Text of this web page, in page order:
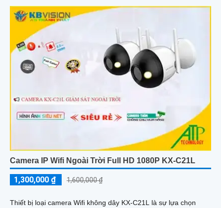
Camera IP Wifi Ngoài Trời Full HD 1080P KX-C21L
1,300,000 ₫ 1,600,000 ₫
Thiết bị loại camera Wifi không dây KX-C21L là sự lựa chọn